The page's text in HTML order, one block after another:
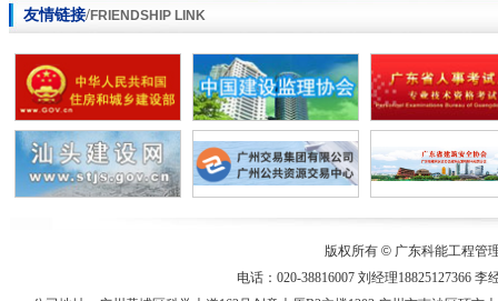
南沙区重点道路及高速出入口提
升改造工程监理服务
友情链接/FRIENDSHIP LINK
版权所有 ©广东科能工程管
电话：020-38816007 刘经理18825127366 李